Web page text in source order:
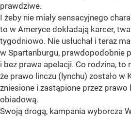
prawdziwe.
I żeby nie miały sensacyjnego
to w Ameryce dokładają karcer,
tygodniowo. Nie usłuchał i teraz
w Spartanburgu, prawdopodobnie
i bez prawa apelacji. Co rodzina, to
że prawo linczu (lynchu) zostało w
zniesione i zastąpione przez prawo
obiadową.
Swoją drogą, kampania wyborcza